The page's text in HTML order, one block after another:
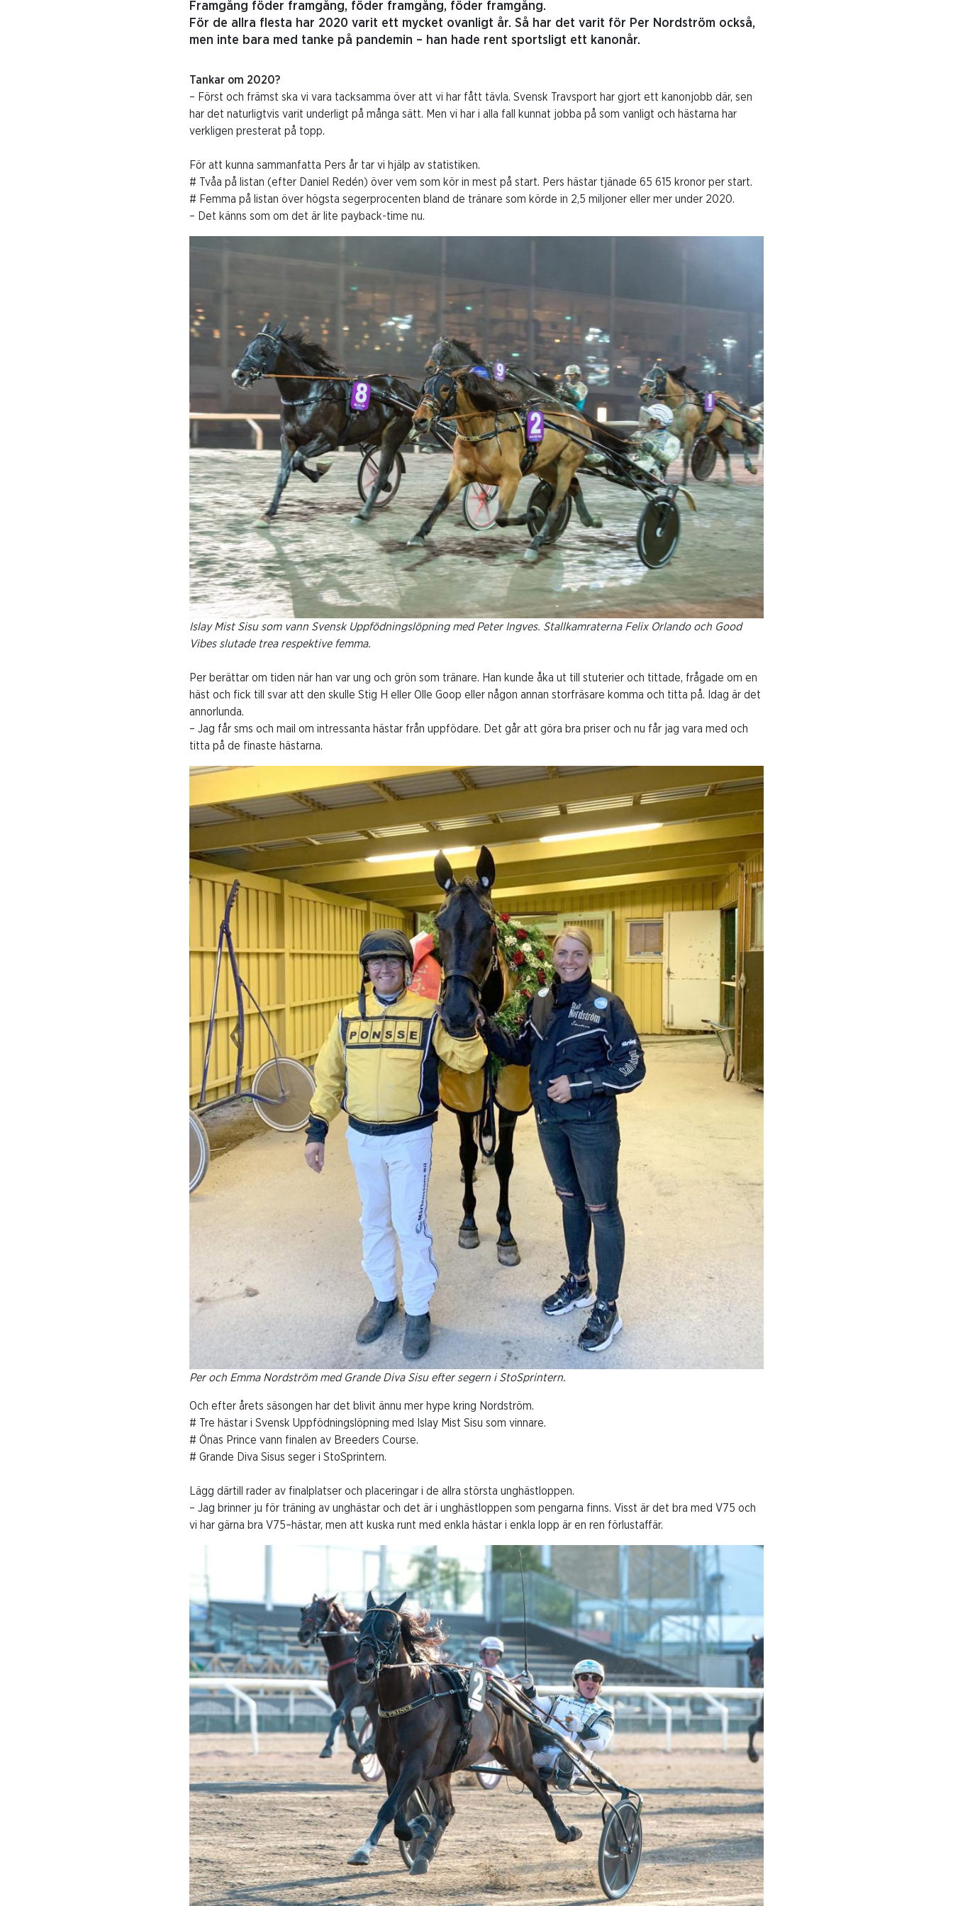
Framgång föder framgång, föder framgång, föder framgång.
För de allra flesta har 2020 varit ett mycket ovanligt år. Så har det varit för Per Nordström också,
men inte bara med tanke på pandemin – han hade rent sportsligt ett kanonår.
Tankar om 2020?
– Först och främst ska vi vara tacksamma över att vi har fått tävla. Svensk Travsport har gjort ett kanonjobb där, sen
har det naturligtvis varit underligt på många sätt. Men vi har i alla fall kunnat jobba på som vanligt och hästarna har
verkligen presterat på topp.
För att kunna sammanfatta Pers år tar vi hjälp av statistiken.
# Tvåa på listan (efter Daniel Redén) över vem som kör in mest på start. Pers hästar tjänade 65 615 kronor per start.
# Femma på listan över högsta segerprocenten bland de tränare som körde in 2,5 miljoner eller mer under 2020.
– Det känns som om det är lite payback-time nu.
Islay Mist Sisu som vann Svensk Uppfödningslöpning med Peter Ingves. Stallkamraterna Felix Orlando och Good
Vibes slutade trea respektive femma.
Per berättar om tiden när han var ung och grön som tränare. Han kunde åka ut till stuterier och tittade, frågade om en
häst och fick till svar att den skulle Stig H eller Olle Goop eller någon annan storfräsare komma och titta på. Idag är det
annorlunda.
– Jag får sms och mail om intressanta hästar från uppfödare. Det går att göra bra priser och nu får jag vara med och
titta på de finaste hästarna.
Per och Emma Nordström med Grande Diva Sisu efter segern i StoSprintern.
Och efter årets säsongen har det blivit ännu mer hype kring Nordström.
# Tre hästar i Svensk Uppfödningslöpning med Islay Mist Sisu som vinnare.
# Önas Prince vann finalen av Breeders Course.
# Grande Diva Sisus seger i StoSprintern.
Lägg därtill rader av finalplatser och placeringar i de allra största unghästloppen.
– Jag brinner ju för träning av unghästar och det är i unghästloppen som pengarna finns. Visst är det bra med V75 och
vi har gärna bra V75–hästar, men att kuska runt med enkla hästar i enkla lopp är en ren förlustaffär.